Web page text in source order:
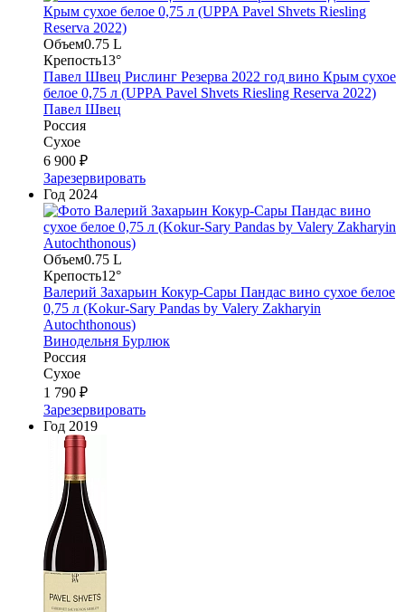
Объем0.75 L
Крепость13°
Павел Швец Рислинг Резерва 2022 год вино Крым сухое
белое 0,75 л (UPPA Pavel Shvets Riesling Reserva 2022)
Павел Швец
Россия
Сухое
6 900 ₽
Зарезервировать
Год 2024
Объем0.75 L
Крепость12°
Валерий Захарьин Кокур-Сары Пандас вино сухое белое
0,75 л (Kokur-Sary Pandas by Valery Zakharyin
Autochthonous)
Винодельня Бурлюк
Россия
Сухое
1 790 ₽
Зарезервировать
Год 2019